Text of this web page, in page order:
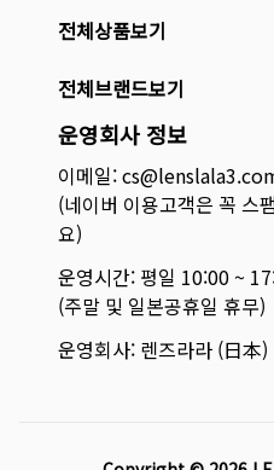
전체상품보기
전체브랜드보기
운영회사 정보
이메일:
(네이버 이용고객은 꼭 스
요)
운영시간: 평일 10:00 ~
(주말 및 일본공휴일 휴무)
운영회사: 렌즈라라 (日本)